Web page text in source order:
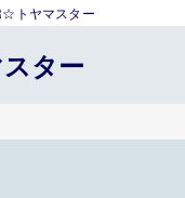
トヤマスター
ター